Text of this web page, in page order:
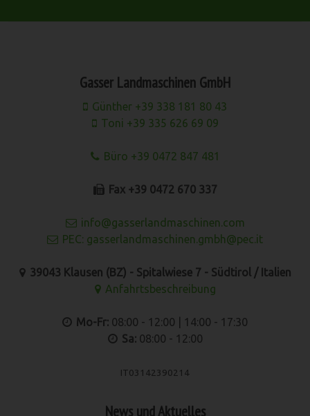
Gasser Landmaschinen GmbH
Günther +39 338 181 80 43
Toni +39 335 626 69 09
Büro +39 0472 847 481
Fax +39 0472 670 337
info@gasserlandmaschinen.com
PEC: gasserlandmaschinen.gmbh@pec.it
39043 Klausen (BZ) - Spitalwiese 7 - Südtirol / Italien
Anfahrtsbeschreibung
Mo-Fr: 08:00 - 12:00 | 14:00 - 17:30
Sa:08:00 - 12:00
IT03142390214
News und Aktuelles